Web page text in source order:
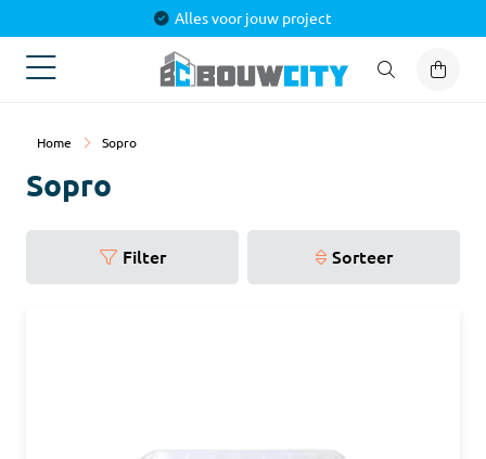
Alles voor jouw project
Home Sopro
Sopro
Filter Sorteer